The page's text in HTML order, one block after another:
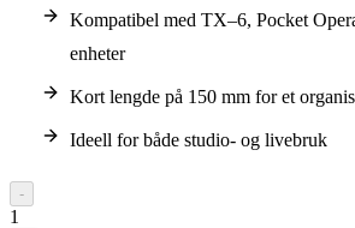
Kompatibel med TX–6, Pocket
enheter
Kort lengde på 150 mm for et
Ideell for både studio- og livebruk
-
1